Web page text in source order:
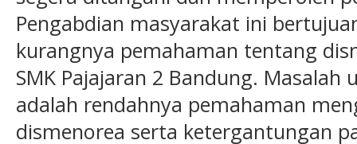
Pengabdian masyarakat ini
kurangnya pemahaman tentang
SMK Pajajaran 2 Bandung.
adalah rendahnya pemahaman
dismenorea serta ketergantungan